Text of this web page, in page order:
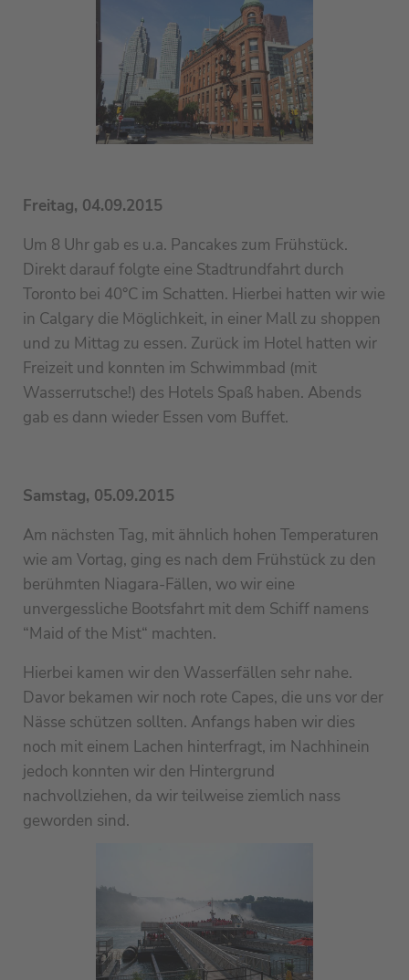
Freitag, 04.09.2015
Um 8 Uhr gab es u.a. Pancakes zum Frühstück.
Direkt darauf folgte eine Stadtrundfahrt durch
Toronto bei 40°C im Schatten. Hierbei hatten wir wie
in Calgary die Möglichkeit, in einer Mall zu shoppen
und zu Mittag zu essen. Zurück im Hotel hatten wir
Freizeit und konnten im Schwimmbad (mit
Wasserrutsche!) des Hotels Spaß haben. Abends
gab es dann wieder Essen vom Buffet.
Samstag, 05.09.2015
Am nächsten Tag, mit ähnlich hohen Temperaturen
wie am Vortag, ging es nach dem Frühstück zu den
berühmten Niagara-Fällen, wo wir eine
unvergessliche Bootsfahrt mit dem Schiff namens
“Maid of the Mist“ machten.
Hierbei kamen wir den Wasserfällen sehr nahe.
Davor bekamen wir noch rote Capes, die uns vor der
Nässe schützen sollten. Anfangs haben wir dies
noch mit einem Lachen hinterfragt, im Nachhinein
jedoch konnten wir den Hintergrund
nachvollziehen, da wir teilweise ziemlich nass
geworden sind.